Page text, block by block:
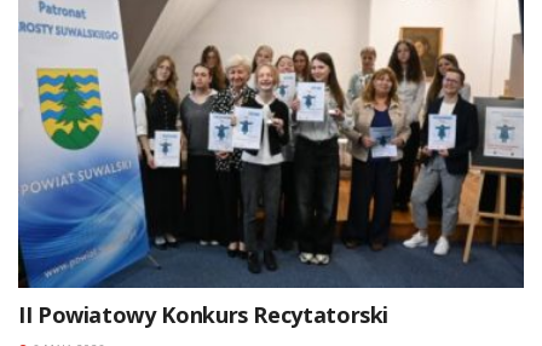
II Powiatowy Konkurs Recytatorski